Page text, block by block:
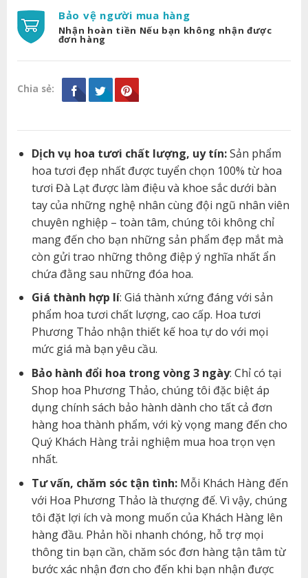
Bảo vệ người mua hàng
Nhận hoàn tiền Nếu bạn không nhận được
đơn hàng
Chia sẻ:
Dịch vụ hoa tươi chất lượng, uy tín:Sản phẩm
hoa tươi đẹp nhất được tuyển chọn 100% từ hoa
tươi Đà Lạt được làm điệu và khoe sắc dưới bàn
tay của những nghệ nhân cùng đội ngũ nhân viên
chuyên nghiệp – toàn tâm, chúng tôi không chỉ
mang đến cho bạn những sản phẩm đẹp mắt mà
còn gửi trao những thông điệp ý nghĩa nhất ẩn
chứa đằng sau những đóa hoa.
Giá thành hợp lí: Giá thành xứng đáng với sản
phẩm hoa tươi chất lượng, cao cấp. Hoa tươi
Phương Thảo nhận thiết kế hoa tự do với mọi
mức giá mà bạn yêu cầu.
Bảo hành đổi hoa trong vòng 3 ngày: Chỉ có tại
Shop hoa Phương Thảo, chúng tôi đặc biệt áp
dụng chính sách bảo hành dành cho tất cả đơn
hàng hoa thành phẩm, với kỳ vọng mang đến cho
Quý Khách Hàng trải nghiệm mua hoa trọn vẹn
nhất.
Tư vấn, chăm sóc tận tình:Mỗi Khách Hàng đến
với Hoa Phương Thảo là thượng đế. Vì vậy, chúng
tôi đặt lợi ích và mong muốn của Khách Hàng lên
hàng đầu. Phản hồi nhanh chóng, hỗ trợ mọi
thông tin bạn cần, chăm sóc đơn hàng tận tâm từ
bước xác nhận đơn cho đến khi bạn nhận được